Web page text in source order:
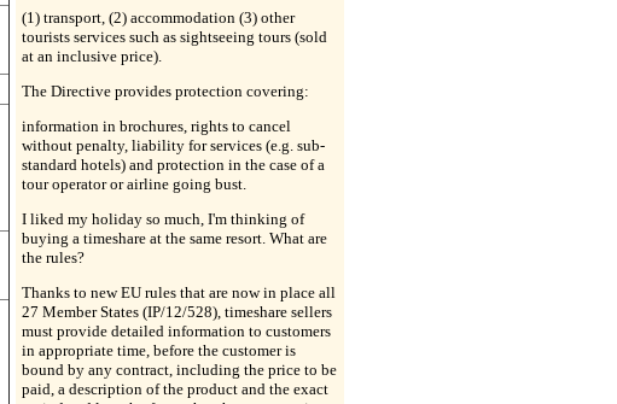
(1) transport, (2) accommodation (3) other
tourists services such as sightseeing tours (sold
at an inclusive price).
The Directive provides protection covering:
information in brochures, rights to cancel
without penalty, liability for services (e.g. sub-
standard hotels) and protection in the case of a
tour operator or airline going bust.
I liked my holiday so much, I'm thinking of
buying a timeshare at the same resort. What are
the rules?
Thanks to new EU rules that are now in place all
27 Member States (IP/12/528), timeshare sellers
must provide detailed information to customers
in appropriate time, before the customer is
bound by any contract, including the price to be
paid, a description of the product and the exact